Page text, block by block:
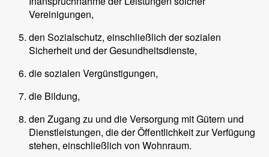
Vereinigungen,
den Sozialschutz, einschließlich der sozialen
Sicherheit und der Gesundheitsdienste,
die sozialen Vergünstigungen,
die Bildung,
den Zugang zu und die Versorgung mit Gütern und
Dienstleistungen, die der Öffentlichkeit zur Verfügung
stehen, einschließlich von Wohnraum.